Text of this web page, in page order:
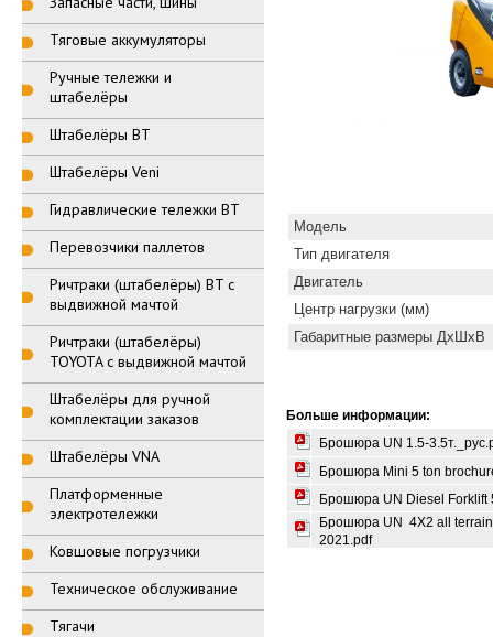
Тяговые аккумуляторы
Ручные тележки и
штабелёры
Штабелёры BT
Штабелёры Veni
Гидравлические тележки BT
Перевозчики паллетов
Ричтраки (штабелёры) BT с
выдвижной мачтой
Ричтраки (штабелёры)
TOYOTA с выдвижной мачтой
Штабелёры для ручной
комплектации заказов
Штабелёры VNA
Платформенные
электротележки
Ковшовые погрузчики
Техническое обслуживание
Тягачи
Модель
Тип двигателя
Двигатель
Центр нагрузки (мм)
Габаритные размеры ДхШхВ
Больше информации:
Брошюра UN 1.5-
Брошюра Mini 5 ton
Брошюра UN Diesel Forklift
Брошюра UN 4X2 all
2021.pdf